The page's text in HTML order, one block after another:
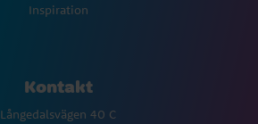
Inspiration
Kontakt
Långedalsvägen 40 C